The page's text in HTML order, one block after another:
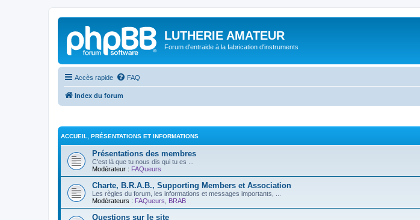
LUTHERIE AMATEUR
Forum d'entraide à la fabrication d'instruments
Accès rapide FAQ
Index du forum
ACCUEIL, PRÉSENTATIONS ET INFORMATIONS
Présentations des membres
C'est là que tu nous dis qui tu es ...
Modérateur : FAQueurs
Charte, B.R.A.B., Supporting Members et Association
Les règles du forum, les informations et messages importants, ...
Modérateurs : FAQueurs BRAB
Questions sur le site